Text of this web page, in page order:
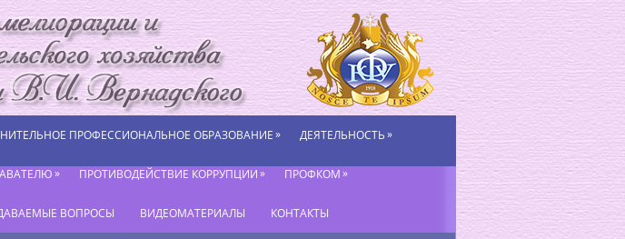
ПРОФЕССИОНАЛЬНОЕ ОБРАЗОВАНИЕ» ДЕЯТЕЛЬНОСТЬ»
» ПРОТИВОДЕЙСТВИЕ КОРРУПЦИИ» ПРОФКОМ»
ВОПРОСЫ ВИДЕОМАТЕРИАЛЫ КОНТАКТЫ